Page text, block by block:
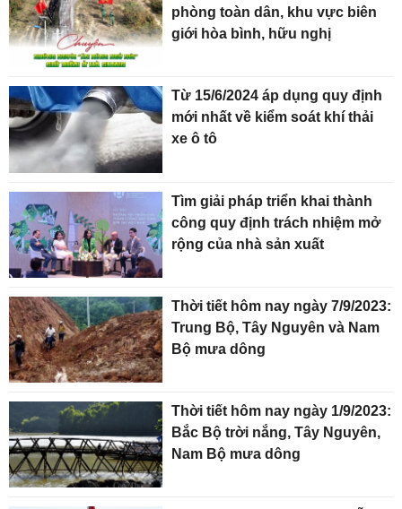
phòng toàn dân, khu vực biên
giới hòa bình, hữu nghị
Từ 15/6/2024 áp dụng quy định
mới nhất về kiểm soát khí thải
xe ô tô
Tìm giải pháp triển khai thành
công quy định trách nhiệm mở
rộng của nhà sản xuất
Thời tiết hôm nay ngày 7/9/2023:
Trung Bộ, Tây Nguyên và Nam
Bộ mưa dông
Thời tiết hôm nay ngày 1/9/2023:
Bắc Bộ trời nắng, Tây Nguyên,
Nam Bộ mưa dông